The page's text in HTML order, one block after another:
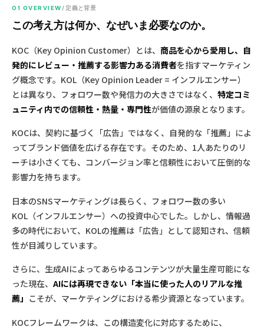
01 OVERVIEW/ 定義と背景
この考え方は何か、なぜいま必要なのか。
KOC（Key Opinion Customer）とは、 商品を心から愛用し、自
発的にレビュー・推薦する影響力ある消費者を指すマーケティン
グ概念です。KOL（Key Opinion Leader = インフルエンサー）
とは異なり、フォロワー数や発信力の大きさではなく、 特定コミ
ュニティ内での信頼性・熱量・専門性が価値の源泉となります。
KOCは、契約に基づく「広告」ではなく、自発的な「推薦」によ
ってブランド価値を広げる存在です。そのため、1人あたりのリ
ーチは小さくても、コンバージョン率と信頼性において圧倒的な
影響力を持ちます。
日本のSNSマーケティングは長らく、フォロワー数の多い
KOL（インフルエンサー）への投資中心でした。しかし、情報過
多の時代において、KOLの推薦は「広告」として認知され、信頼
性が目減りしています。
さらに、生成AIによってあらゆるコンテンツが大量生産可能にな
った現在、 AIには再現できない「本当に使った人のリアルな推
薦」 こそが、マーケティングにおける希少資源となっています。
KOCフレームワークは、この構造変化に対応するために、